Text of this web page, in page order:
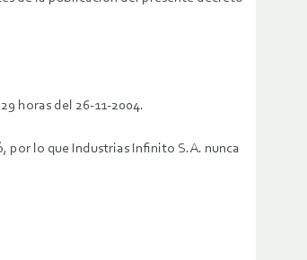
horas del 26-11-2004.
por lo que Industrias Infinito S.A. nunca